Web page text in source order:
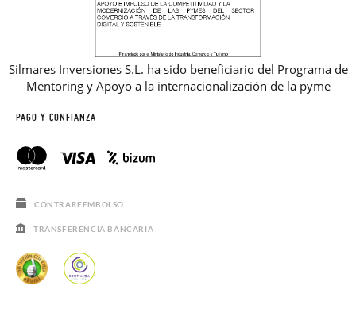
Silmares Inversiones S.L. ha sido beneficiario del Programa de
Mentoring y Apoyo a la internacionalización de la pyme
PAGO Y CONFIANZA
CONTRAREEMBOLSO
TRANSFERENCIA BANCARIA